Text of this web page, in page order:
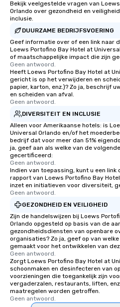
Bekijk veelgestelde vragen van
Orlando over gezondheid en
inclusie.
DUURZAME BEDRIJFSVOERING
Geef informatie over of een link naar
Loews Portofino Bay Hotel at
of maatschappelijke impact die zijn
Geen antwoord.
Heeft Loews Portofino Bay Hotel at
gericht is op het verwijderen en
papier, karton, enz.)? Zo ja, beschrijf
en scheiden van afval.
Geen antwoord.
DIVERSITEIT EN INCLUSIE
Alleen voor Amerikaanse hotels: is
Universal Orlando en/of het
bedrijf dat voor meer dan 51%
ja, geef aan als welke van de
gecertificeerd:
Geen antwoord.
Indien van toepassing, kunt u een link
rapport van Loews Portofino Bay
inzet en initiatieven voor diversiteit,
Geen antwoord.
GEZONDHEID EN VEILIGHEID
Zijn de handelswijzen bij Loews
Orlando opgesteld op basis van de
gezondheidsdiensten van openbare
organisaties? Zo ja, geef op van
gemaakt voor het ontwikkelen van
Geen antwoord.
Zorgt Loews Portofino Bay Hotel at
schoonmaken en desinfecteren van
voorzieningen die toegankelijk zijn
vergaderzalen, restaurants, liften,
maatregelen worden getroffen.
Geen antwoord.